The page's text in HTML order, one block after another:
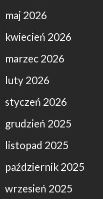
maj 2026
kwiecień 2026
marzec 2026
luty 2026
styczeń 2026
grudzień 2025
listopad 2025
październik 2025
wrzesień 2025